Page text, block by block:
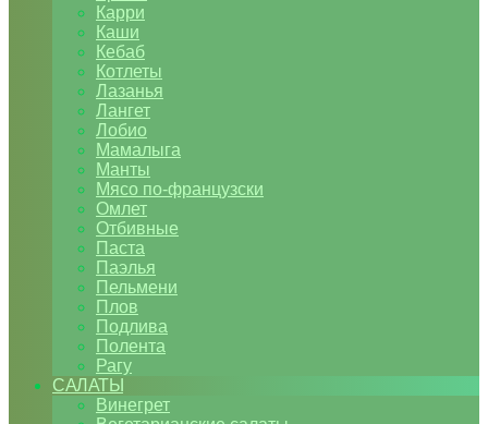
Карри
Каши
Кебаб
Котлеты
Лазанья
Лангет
Лобио
Мамалыга
Манты
Мясо по-французски
Омлет
Отбивные
Паста
Паэлья
Пельмени
Плов
Подлива
Полента
Рагу
САЛАТЫ
Винегрет